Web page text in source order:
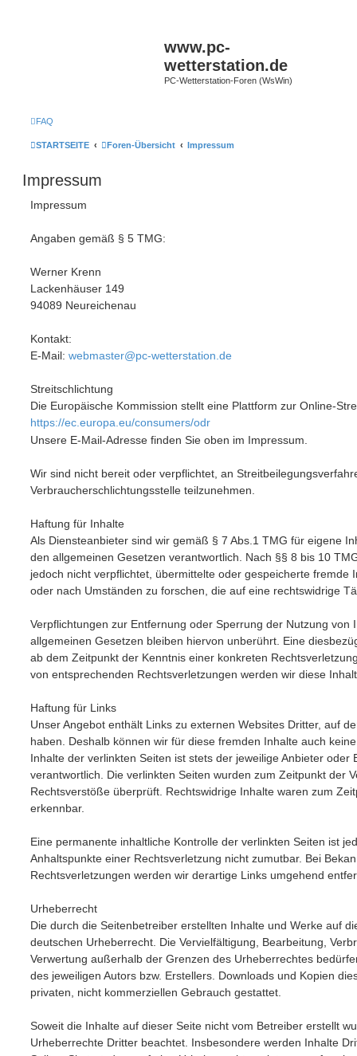
www.pc-
wetterstation.de
PC-Wetterstation-Foren (WsWin)
FAQ
STARTSEITE Foren-Übersicht Impressum
Impressum
Impressum
Angaben gemäß § 5 TMG:
Werner Krenn
Lackenhäuser 149
94089 Neureichenau
Kontakt:
E-Mail: webmaster@pc-wetterstation.de
Streitschlichtung
Die Europäische Kommission stellt eine Plattform zur Online-
https://ec.europa.eu/consumers/odr
Unsere E-Mail-Adresse finden Sie oben im Impressum.
Wir sind nicht bereit oder verpflichtet, an
Verbraucherschlichtungsstelle teilzunehmen.
Haftung für Inhalte
Als Diensteanbieter sind wir gemäß § 7 Abs.1 TMG für eigene
den allgemeinen Gesetzen verantwortlich. Nach §§ 8 bis 10
jedoch nicht verpflichtet, übermittelte oder gespeicherte fremde
oder nach Umständen zu forschen, die auf eine rechtswidrige
Verpflichtungen zur Entfernung oder Sperrung der Nutzung von
allgemeinen Gesetzen bleiben hiervon unberührt. Eine
ab dem Zeitpunkt der Kenntnis einer konkreten
von entsprechenden Rechtsverletzungen werden wir diese
Haftung für Links
Unser Angebot enthält Links zu externen Websites Dritter, auf
haben. Deshalb können wir für diese fremden Inhalte auch
Inhalte der verlinkten Seiten ist stets der jeweilige Anbieter oder
verantwortlich. Die verlinkten Seiten wurden zum Zeitpunkt der
Rechtsverstöße überprüft. Rechtswidrige Inhalte waren zum
erkennbar.
Eine permanente inhaltliche Kontrolle der verlinkten Seiten ist
Anhaltspunkte einer Rechtsverletzung nicht zumutbar. Bei
Rechtsverletzungen werden wir derartige Links umgehend
Urheberrecht
Die durch die Seitenbetreiber erstellten Inhalte und Werke auf
deutschen Urheberrecht. Die Vervielfältigung, Bearbeitung,
Verwertung außerhalb der Grenzen des Urheberrechtes
des jeweiligen Autors bzw. Erstellers. Downloads und Kopien
privaten, nicht kommerziellen Gebrauch gestattet.
Soweit die Inhalte auf dieser Seite nicht vom Betreiber erstellt
Urheberrechte Dritter beachtet. Insbesondere werden Inhalte